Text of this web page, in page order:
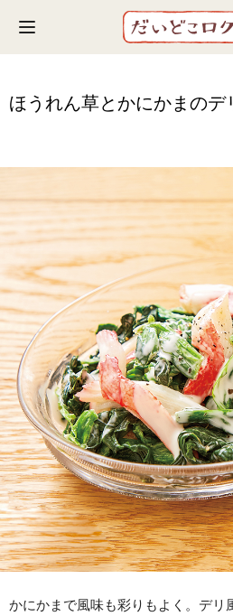
Toggle navigation
ほうれん草とかにかまのデ
かにかまで風味も彩りもよく。デ